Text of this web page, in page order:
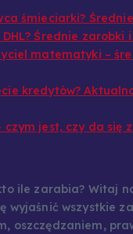
śmieciarki?
Średnie zarobki
matematyki –
kredytów?
czym jest, czy da się
ile zarabia? Witaj
wyjaśnić wszystkie
oszczędzaniem,